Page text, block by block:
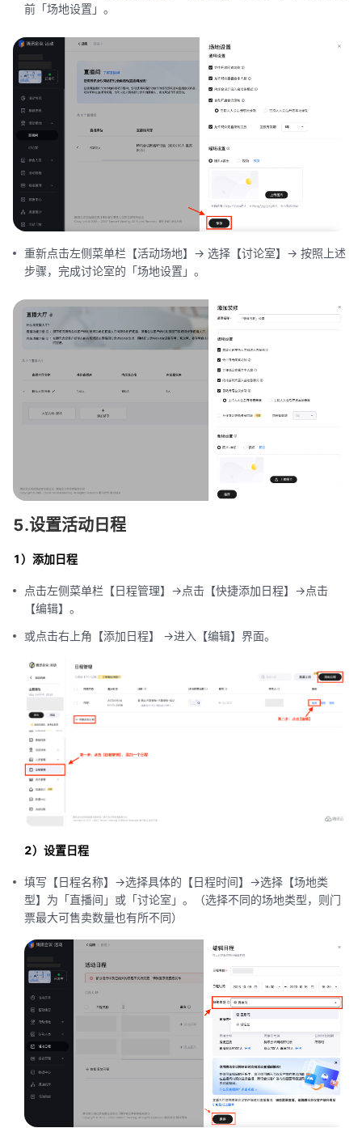
前「场地设置」。
重新点击左侧菜单栏【活动场地】-> 选择【讨论室】-> 按照上述
步骤，完成讨论室的「场地设置」。
5.设置活动日程
1）添加日程
点击左侧菜单栏【日程管理】->点击【快捷添加日程】->点击
【编辑】。
或点击右上角【添加日程】 ->进入【编辑】界面。
2）设置日程
填写【日程名称】->选择具体的【日程时间】->选择【场地类
型】为「直播间」或「讨论室」。（选择不同的场地类型，则门
票最大可售卖数量也有所不同）